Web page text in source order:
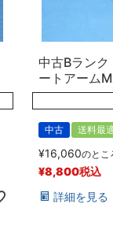
中古Bラン
ートアーム
中古 送料最
¥16,060のとこ
¥8,800税込
詳細を見る